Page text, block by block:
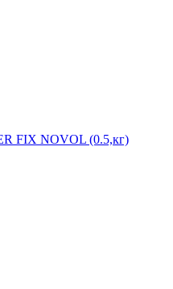
FIX NOVOL (0.5,кг)